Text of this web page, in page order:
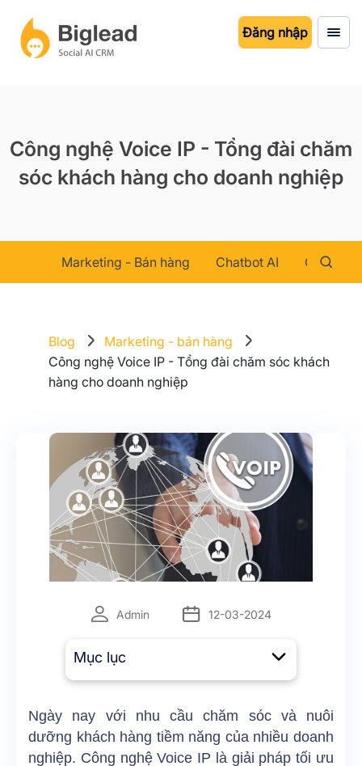
Đăng nhập
Công nghệ Voice IP - Tổng đài chăm
sóc khách hàng cho doanh nghiệp
Marketing - Bán hàng Chatbot AI Chăm
Blog
Marketing - bán hàng
Công nghệ Voice IP - Tổng đài chăm sóc khách
hàng cho doanh nghiệp
Admin 12-03-2024
Mục lục
Ngày nay với nhu cầu chăm sóc và nuôi
dưỡng khách hàng tiềm năng của nhiều doanh
nghiệp. Công nghệ Voice IP là giải pháp tối ưu